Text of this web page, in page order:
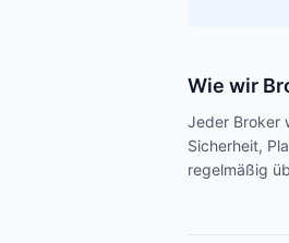
Wie wir
Jeder Broker
Sicherheit,
regelmäßig